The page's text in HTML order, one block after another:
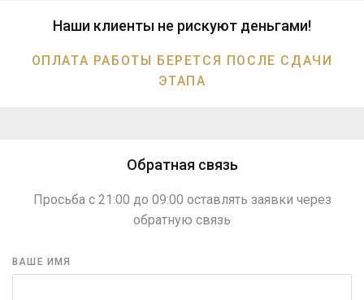
Наши клиенты не рискуют деньгами!
ОПЛАТА РАБОТЫ БЕРЕТСЯ ПОСЛЕ СДАЧИ
ЭТАПА
Обратная связь
Просьба с 21:00 до 09:00 оставлять заявки через
обратную связь
ВАШЕ ИМЯ